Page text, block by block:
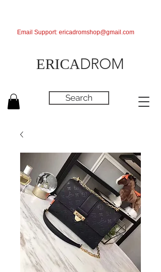
ERICADROM
Search
Email Support: ericadromshop@gmail.com